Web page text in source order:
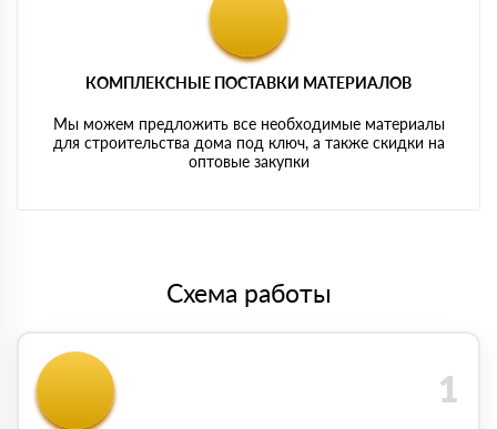
КОМПЛЕКСНЫЕ ПОСТАВКИ МАТЕРИАЛОВ
Мы можем предложить все необходимые материалы
для строительства дома под ключ, а также скидки на
оптовые закупки
Схема работы